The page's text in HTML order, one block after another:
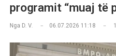
programit “muaj të
Nga D. V. 06.07.2026 11:18